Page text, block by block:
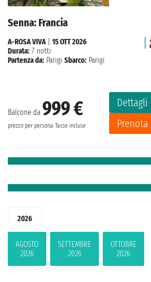
2026
AGOSTO
2026
SETTEMBRE
2026
OTTOBRE
2026
Senna: Francia
Balcone da 999 €
prezzo per persona Tasse incluse
Dettagli
Prenota
A-ROSA VIVA| 15 OTT 2026
Durata: 7 notti
Partenza da: Parigi Sbarco: Parigi